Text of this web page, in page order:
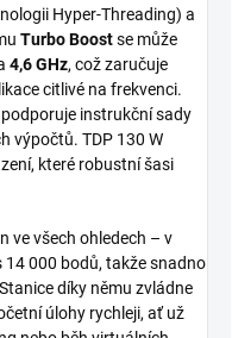
Hyper-Threading) a
Turbo Boostse může
4,6 GHz, což zaručuje
citlivé na frekvenci.
instrukční sady
výpočtů. TDP 130 W
které robustní šasi
ve všech ohledech – v
000 bodů, takže snadno
díky němu zvládne
úlohy rychleji, ať už